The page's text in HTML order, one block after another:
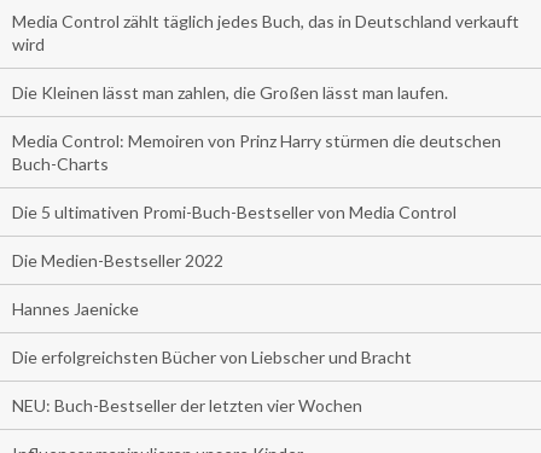
Media Control zählt täglich jedes Buch, das in Deutschland verkauft
wird
Die Kleinen lässt man zahlen, die Großen lässt man laufen.
Media Control: Memoiren von Prinz Harry stürmen die deutschen
Buch-Charts
Die 5 ultimativen Promi-Buch-Bestseller von Media Control
Die Medien-Bestseller 2022
Hannes Jaenicke
Die erfolgreichsten Bücher von Liebscher und Bracht
NEU: Buch-Bestseller der letzten vier Wochen